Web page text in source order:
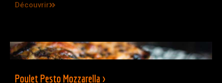
Découvrir
Poulet Pesto Mozzarella >